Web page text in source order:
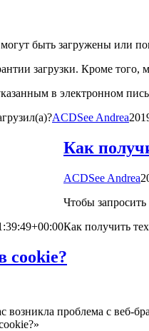
быть загружены или
загрузки. Кроме
в электронном
ACDSee Andrea
cookie?
проблема с веб-
Как
ACDSee Andrea
Чтобы
Как получить